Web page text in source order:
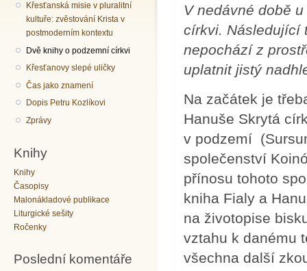
Křesťanská misie v pluralitní
kultuře: zvěstování Krista v
postmoderním kontextu
Dvě knihy o podzemní církvi
Křesťanovy slepé uličky
Čas jako znamení
Dopis Petru Kozlíkovi
Zprávy
Knihy
Knihy
Časopisy
Malonákladové publikace
Liturgické sešity
Ročenky
Poslední komentáře
V nedávné době
církvi. Následující
nepochází z
uplatnit jistý
Na začátek je
Hanuše Skrytá
v podzemí
společenství
přínosu tohoto
kniha Fialy a
na životopise
vztahu k danému
všechna další